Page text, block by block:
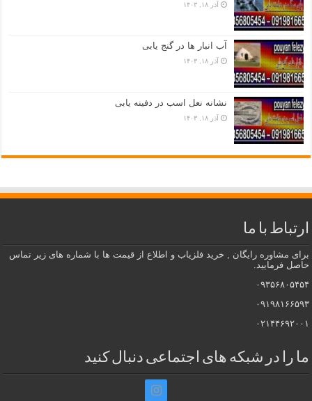
آذر ۱۸, ۱۴۰۳
آب انبار ها در گنج یابی
آذر ۱۸, ۱۴۰۳
نشانه نعل اسب در دفینه یابی
آذر ۱۸, ۱۴۰۳
ارتباط با ما
برای مشاوره رایگان , خرید فلزیاب و اطلاع از قیمت ها با شماره های زیر تماس
حاصل فرمایید.
۰۹۳۵۶۸۰۵۴۵۴
۰۹۱۹۸۱۶۶۵۹۳
۰۲۱۴۴۶۹۲۰۰۱
ما را در شبکه های اجتماعی دنبال کنید